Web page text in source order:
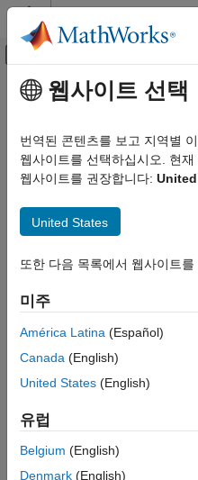
콘텐츠로 바로 가기
오프캔버스 탐색
문서 홈
주요 콘텐츠
웹사이트 선택
번역된 콘텐츠를 보고 지역별
웹사이트를 선택하십시오. 현
웹사이트를 권장합니다:
United States
또한 다음 목록에서 웹사이트
미주
América Latina (Español)
Canada (English)
United States (English)
유럽
Belgium (English)
Denmark (English)
신뢰 센터 등록 상표 개